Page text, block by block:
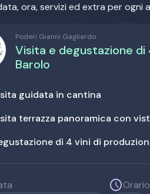
ora, servizi ed extra per ogni
Poderi Gianni Gagliardo
Visita e degustazione di
Barolo
guidata in cantina
terrazza panoramica con
di 4 vini di
scheduleOrario